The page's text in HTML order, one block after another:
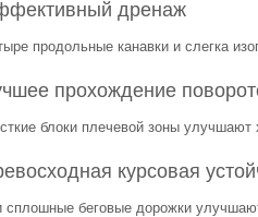
дренаж
продольные канавки и слегка
прохождение
блоки плечевой зоны улучшают
курсовая
сплошные беговые дорожки